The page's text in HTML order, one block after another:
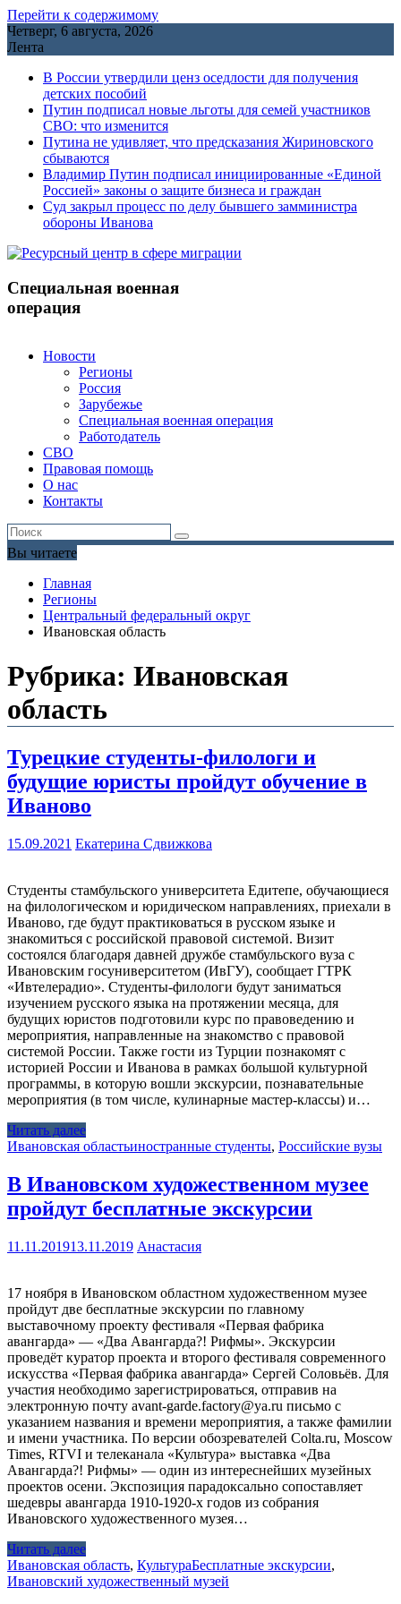
Перейти к содержимому
Четверг, 6 августа, 2026
Лента
В России утвердили ценз оседлости для получения
детских пособий
Путин подписал новые льготы для семей участников
СВО: что изменится
Путина не удивляет, что предсказания Жириновского
сбываются
Владимир Путин подписал инициированные «Единой
Россией» законы о защите бизнеса и граждан
Cуд закрыл процесс по делу бывшего замминистра
обороны Иванова
Специальная военная
операция
Новости
Регионы
Россия
Зарубежье
Специальная военная операция
Работодатель
СВО
Правовая помощь
О нас
Контакты
Вы читаете
Главная
Регионы
Центральный федеральный округ
Ивановская область
Рубрика: Ивановская
область
Турецкие студенты-филологи и
будущие юристы пройдут обучение в
Иваново
15.09.2021 Екатерина Сдвижкова
Студенты стамбульского университета Едитепе, обучающиеся
на филологическом и юридическом направлениях, приехали в
Иваново, где будут практиковаться в русском языке и
знакомиться с российской правовой системой. Визит
состоялся благодаря давней дружбе стамбульского вуза с
Ивановским госуниверситетом (ИвГУ), сообщает ГТРК
«Ивтелерадио». Студенты-филологи будут заниматься
изучением русского языка на протяжении месяца, для
будущих юристов подготовили курс по правоведению и
мероприятия, направленные на знакомство с правовой
системой России. Также гости из Турции познакомят с
историей России и Иванова в рамках большой культурной
программы, в которую вошли экскурсии, познавательные
мероприятия (в том числе, кулинарные мастер-классы) и…
Читать далее
Ивановская областьиностранные студенты, Российские вузы
В Ивановском художественном музее
пройдут бесплатные экскурсии
11.11.201913.11.2019 Анастасия
17 ноября в Ивановском областном художественном музее
пройдут две бесплатные экскурсии по главному
выставочному проекту фестиваля «Первая фабрика
авангарда» — «Два Авангарда?! Рифмы». Экскурсии
проведёт куратор проекта и второго фестиваля современного
искусства «Первая фабрика авангарда» Сергей Соловьёв. Для
участия необходимо зарегистрироваться, отправив на
электронную почту avant-garde.factory@ya.ru письмо с
указанием названия и времени мероприятия, а также фамилии
и имени участника. По версии обозревателей Colta.ru, Moscow
Times, RTVI и телеканала «Культура» выставка «Два
Авангарда?! Рифмы» — один из интереснейших музейных
проектов осени. Экспозиция парадоксально сопоставляет
шедевры авангарда 1910-1920-х годов из собрания
Ивановского художественного музея…
Читать далее
Ивановская область, КультураБесплатные экскурсии,
Ивановский художественный музей